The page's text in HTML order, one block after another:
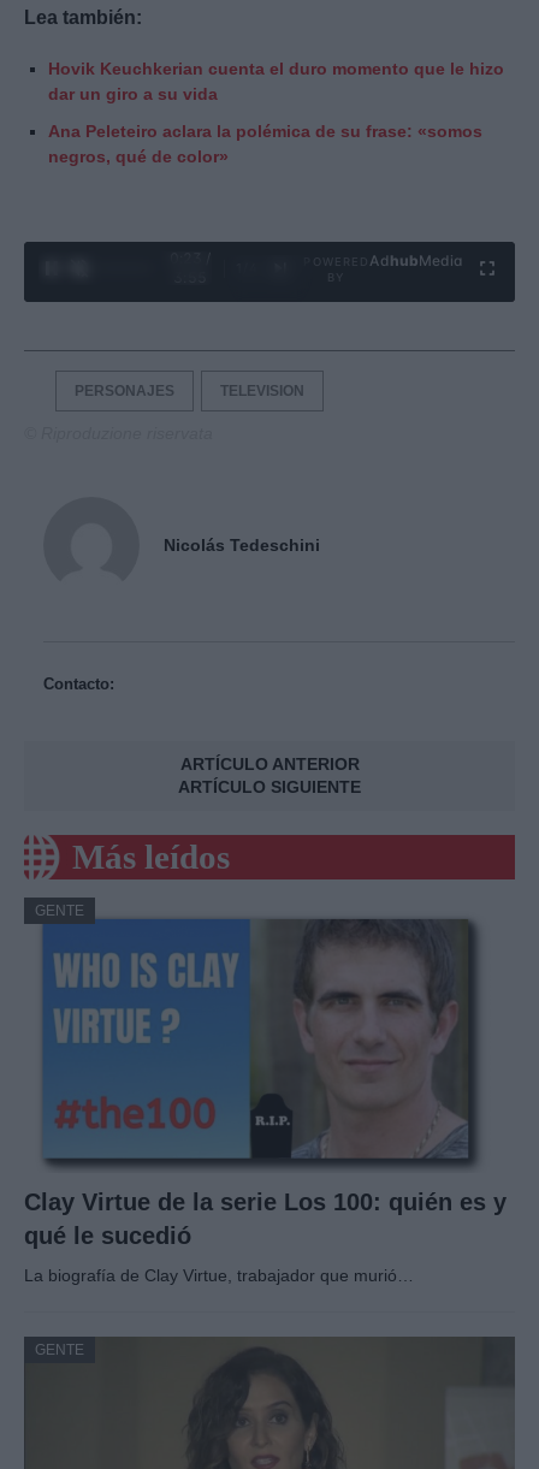
Lea también:
Hovik Keuchkerian cuenta el duro momento que le hizo
dar un giro a su vida
Ana Peleteiro aclara la polémica de su frase: «somos
negros, qué de color»
Ad hubMedia
PERSONAJES TELEVISION
Nicolás Tedeschini
Contacto:
ARTÍCULO ANTERIOR
ARTÍCULO SIGUIENTE
Más leídos
GENTE
Clay Virtue de la serie Los 100: quién es y
qué le sucedió
La biografía de Clay Virtue, trabajador que murió…
GENTE